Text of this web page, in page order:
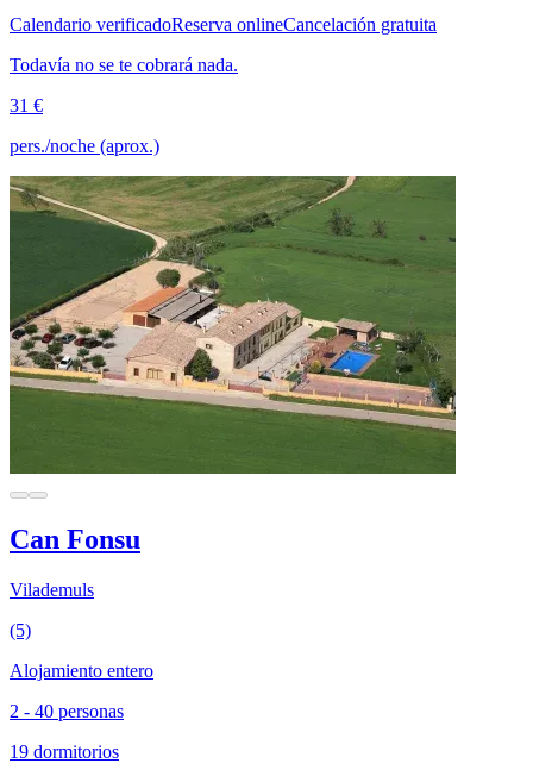
Calendario verificadoReserva onlineCancelación gratuita
Todavía no se te cobrará nada.
31 €
pers./noche (aprox.)
Can Fonsu
Vilademuls
(5)
Alojamiento entero
2 - 40 personas
19 dormitorios